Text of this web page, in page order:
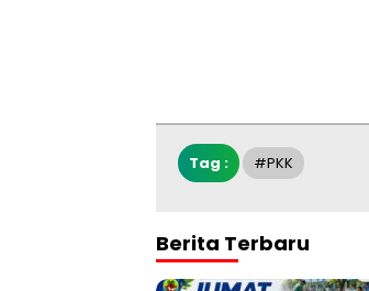
Tag : #PKK
Berita Terbaru